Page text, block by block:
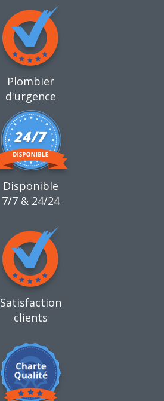
Plombier
d'urgence
Disponible
7/7 & 24/24
Satisfaction
clients